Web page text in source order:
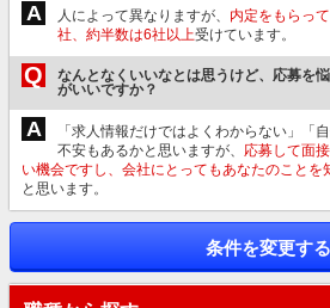
A 人によって異なりますが、 内定をもらっ
社、約半数は6社以上受けています。
Q
なんとなくいいなとは思うけど、応募を
がいいですか？
A
「求人情報だけではよくわからない」「
不安もあるかと思いますが、 応募して面
い機会ですし、会社にとってもあなたのことを
と思います。
条件を変更する